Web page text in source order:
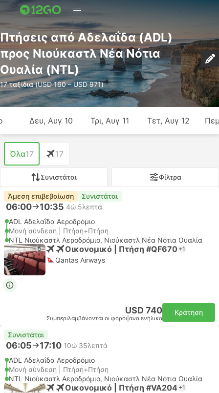
Πτήσεις από Αδελαΐδα (ADL)
προς Νιούκαστλ Νέα Νότια
Ουαλία (NTL)
17 ταξίδια (USD 160 – USD 971)
Δευ, Αυγ 10 Τρι, Αυγ 11 Τετ, Αυγ 12
Όλα17 17
Συνιστάται Φίλτρα
Άμεση επιβεβαίωση Συνιστάται
06:00 10:35 4ώ 5λεπτά
ADL Αδελαΐδα Αεροδρόμιο
Μονή σύνδεση | Πτήση+Πτήση
NTL Νιούκαστλ Αεροδρόμιο, Νιούκαστλ Νέα Νότια Ουαλία
Οικονομικό | Πτήση #QF670 +1
Qantas Airways
USD 740
Συμπεριλαμβάνονται οι φόροι ανα ενήλικα
Κράτηση
Συνιστάται
06:05 17:10 10ώ 35λεπτά
ADL Αδελαΐδα Αεροδρόμιο
Μονή σύνδεση | Πτήση+Πτήση
NTL Νιούκαστλ Αεροδρόμιο, Νιούκαστλ Νέα Νότια Ουαλία
Οικονομικό | Πτήση #VA204 +1